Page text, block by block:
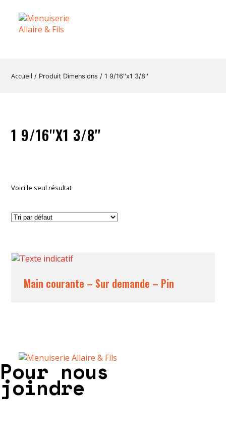
Accueil / Produit Dimensions / 1 9/16''x1 3/8''
1 9/16''X1 3/8''
Voici le seul résultat
Main courante – Sur demande – Pin
Pour nous
joindre